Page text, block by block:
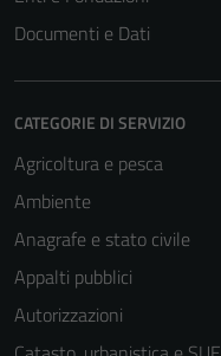
Documenti e Dati
CATEGORIE DI SERVIZIO
Agricoltura e pesca
Ambiente
Anagrafe e stato civile
Appalti pubblici
Autorizzazioni